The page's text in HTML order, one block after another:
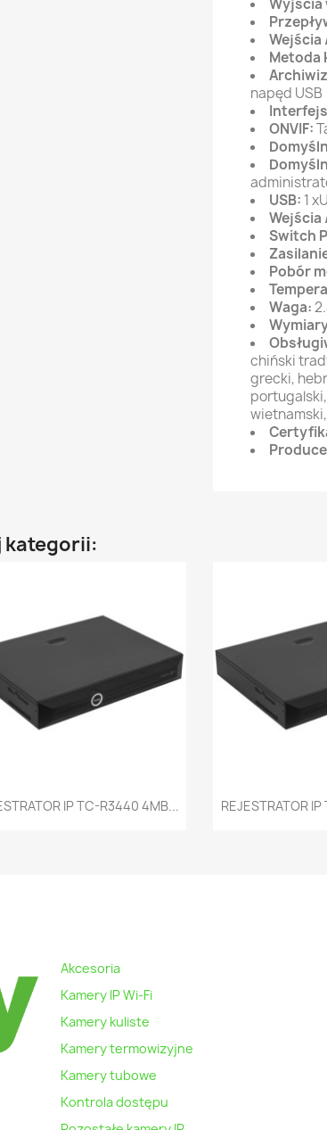
Wyjścia
Wejścia
Metoda
napęd
ONVIF:
USB: 1
Wejścia
Switch
Pobór
Waga:
chiński
grecki,
kategorii:
Szybki podgląd
IP TC-R3440 4MB... 
REJESTRATOR
Akcesoria
Kamery IP Wi-Fi
Kamery kuliste
Kamery termowizyjne
Kamery tubowe
Kontrola dostępu